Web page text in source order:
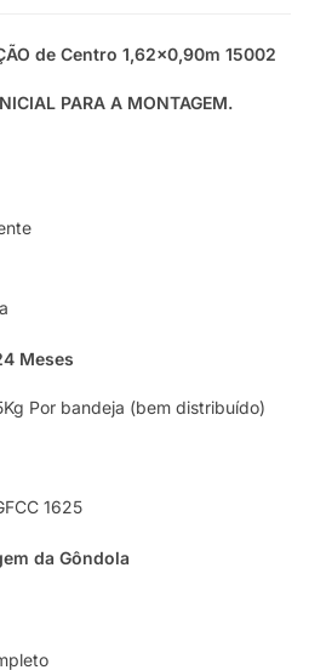
de Centro 1,62×0,90m 15002
PARA A MONTAGEM.
Meses
Por bandeja (bem distribuído)
1625
da Gôndola